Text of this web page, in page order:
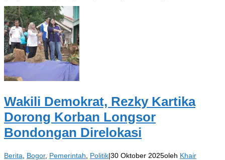
Wakili Demokrat, Rezky Kartika
Dorong Korban Longsor
Bondongan Direlokasi
Berita Bogor, Pemerintah Politik|30 Oktober 2025oleh Khair